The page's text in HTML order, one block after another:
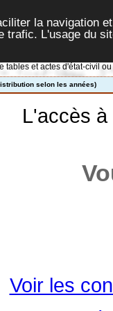
la navigation
trafic. L'usage du
tables et actes d'état-civil
selon les années)
L'accès
Voir les